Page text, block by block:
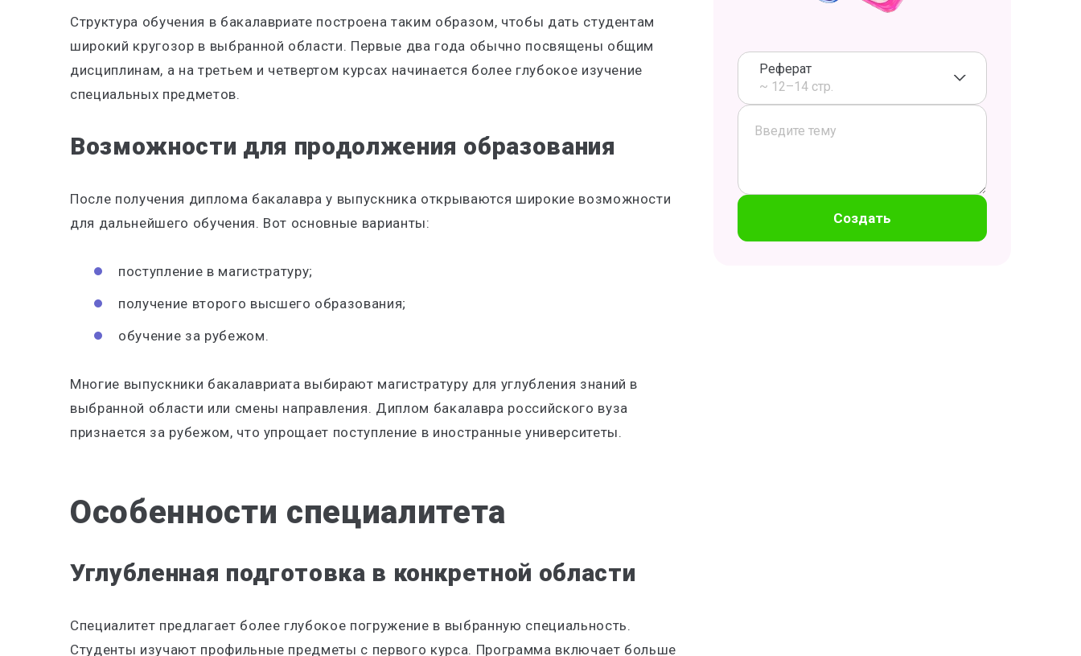
Структура обучения в бакалавриате построена таким образом, чтобы дать студентам
широкий кругозор в выбранной области. Первые два года обычно посвящены общим
дисциплинам, а на третьем и четвертом курсах начинается более глубокое изучение
специальных предметов.
Возможности для продолжения образования
После получения диплома бакалавра у выпускника открываются широкие возможности
для дальнейшего обучения. Вот основные варианты:
поступление в магистратуру;
получение второго высшего образования;
обучение за рубежом.
Многие выпускники бакалавриата выбирают магистратуру для углубления знаний в
выбранной области или смены направления. Диплом бакалавра российского вуза
признается за рубежом, что упрощает поступление в иностранные университеты.
Особенности специалитета
Углубленная подготовка в конкретной области
Специалитет предлагает более глубокое погружение в выбранную специальность.
Студенты изучают профильные предметы с первого курса. Программа включает больше
Реферат
~ 12–14 стр.
Создать